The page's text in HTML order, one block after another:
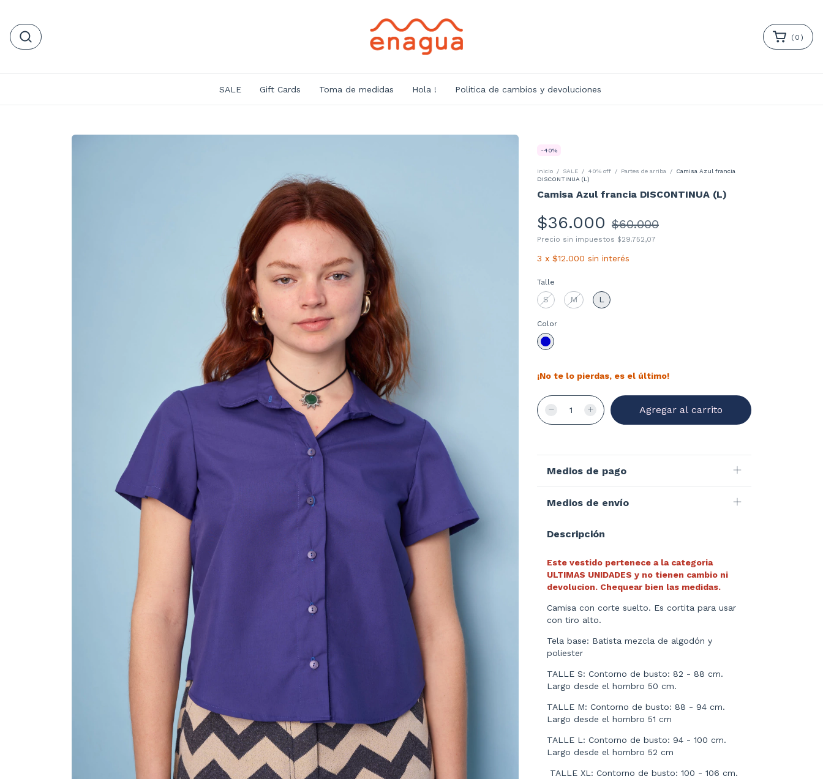
( 0 )
SALE Gift Cards Toma de medidas Hola ! Politica de cambios y devoluciones
-40%
Inicio / SALE / 40% off / Partes de arriba /
Camisa Azul francia
DISCONTINUA (L)
Camisa Azul francia DISCONTINUA (L)
$36.000 $60.000
Precio sin impuestos $29.752,07
3 x $12.000 sin interés
Talle
S M L
Color
¡No te lo pierdas, es el último!
Medios de pago
Medios de envío
Descripción
Este vestido pertenece a la categoria
ULTIMAS UNIDADES y no tienen cambio ni
devolucion. Chequear bien las medidas.
Camisa con corte suelto. Es cortita para usar
con tiro alto.
Tela base: Batista mezcla de algodón y
poliester
TALLE S: Contorno de busto: 82 - 88 cm.
Largo desde el hombro 50 cm.
TALLE M: Contorno de busto: 88 - 94 cm.
Largo desde el hombro 51 cm
TALLE L: Contorno de busto: 94 - 100 cm.
Largo desde el hombro 52 cm
TALLE XL: Contorno de busto: 100 - 106 cm.